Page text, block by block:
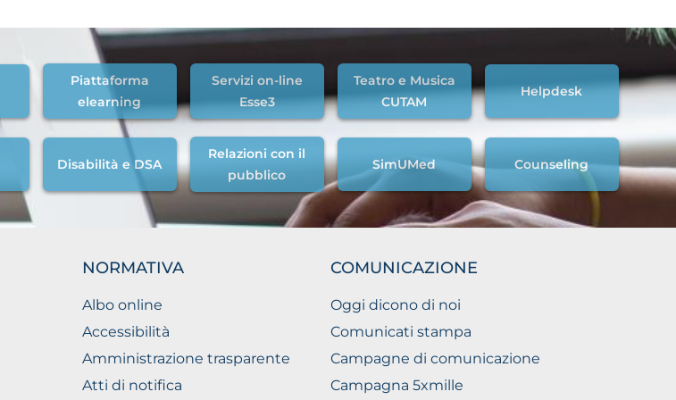
Piattaforma
elearning
Servizi on-line
Esse3
Teatro e Musica
CUTAM
Helpdesk
Disabilità e DSA
Relazioni con il
pubblico
SimUMed Counseling
NORMATIVA
Albo online
Accessibilità
Amministrazione trasparente
Atti di notifica
COMUNICAZIONE
Oggi dicono di noi
Comunicati stampa
Campagne di comunicazione
Campagna 5xmille